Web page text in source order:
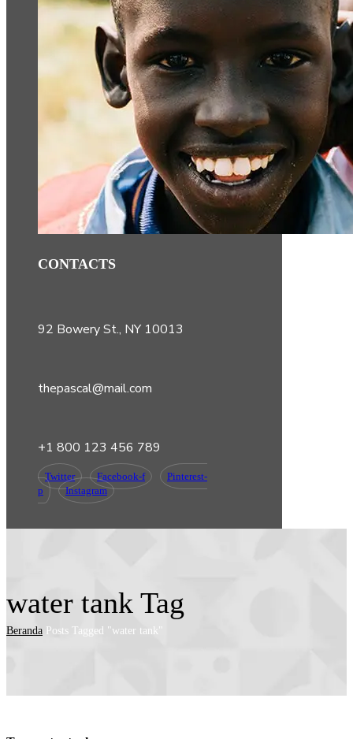
CONTACTS
92 Bowery St., NY 10013
thepascal@mail.com
+1 800 123 456 789
Twitter Facebook-f
Pinterest-
p
Instagram
water tank Tag
Beranda Posts Tagged "water tank"